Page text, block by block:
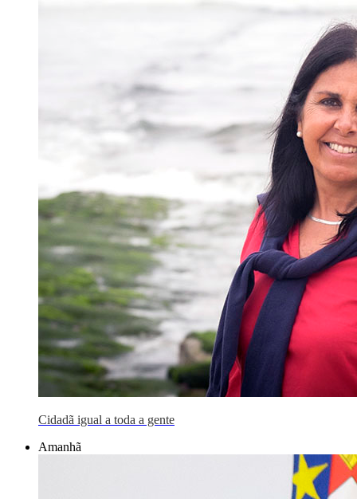
Cidadã igual a toda a gente
Amanhã